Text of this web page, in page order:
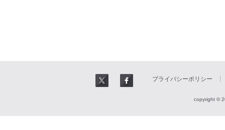
プライバシーポリシー
copyright ©